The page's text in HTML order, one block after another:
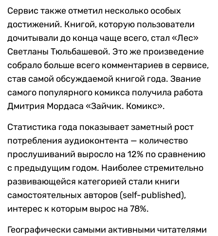
Сервис также отметил несколько особых
достижений. Книгой, которую пользователи
дочитывали до конца чаще всего, стал «Лес»
Светланы Тюльбашевой. Это же произведение
собрало больше всего комментариев в сервисе,
став самой обсуждаемой книгой года. Звание
самого популярного комикса получила работа
Дмитрия Мордаса «Зайчик. Комикс».
Статистика года показывает заметный рост
потребления аудиоконтента — количество
прослушиваний выросло на 12% по сравнению
с предыдущим годом. Наиболее стремительно
развивающейся категорией стали книги
самостоятельных авторов (self-published),
интерес к которым вырос на 78%.
Географически самыми активными читателями